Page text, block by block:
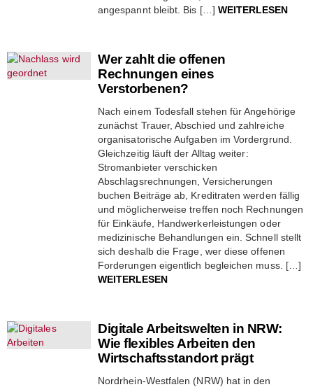
angespannt bleibt. Bis […] WEITERLESEN
Wer zahlt die offenen
Rechnungen eines
Verstorbenen?
Nach einem Todesfall stehen für Angehörige
zunächst Trauer, Abschied und zahlreiche
organisatorische Aufgaben im Vordergrund.
Gleichzeitig läuft der Alltag weiter:
Stromanbieter verschicken
Abschlagsrechnungen, Versicherungen
buchen Beiträge ab, Kreditraten werden fällig
und möglicherweise treffen noch Rechnungen
für Einkäufe, Handwerkerleistungen oder
medizinische Behandlungen ein. Schnell stellt
sich deshalb die Frage, wer diese offenen
Forderungen eigentlich begleichen muss. […]
WEITERLESEN
Digitale Arbeitswelten in NRW:
Wie flexibles Arbeiten den
Wirtschaftsstandort prägt
Nordrhein-Westfalen (NRW) hat in den